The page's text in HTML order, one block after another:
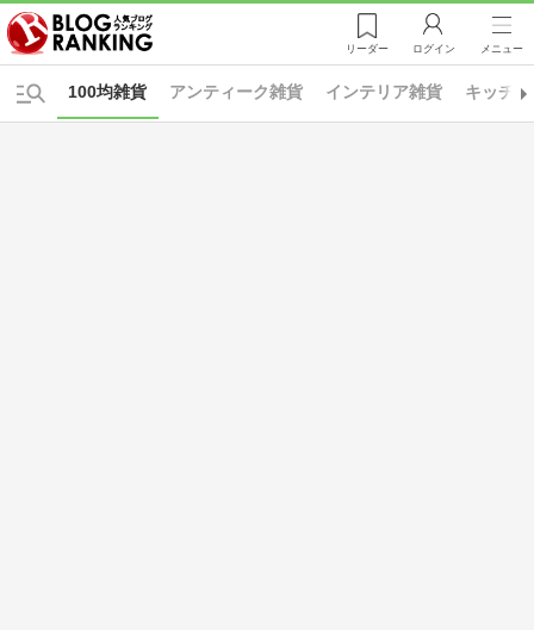
リーダー ログイン メニュー
100均雑貨 アンティーク雑貨 インテリア雑貨 キッチ